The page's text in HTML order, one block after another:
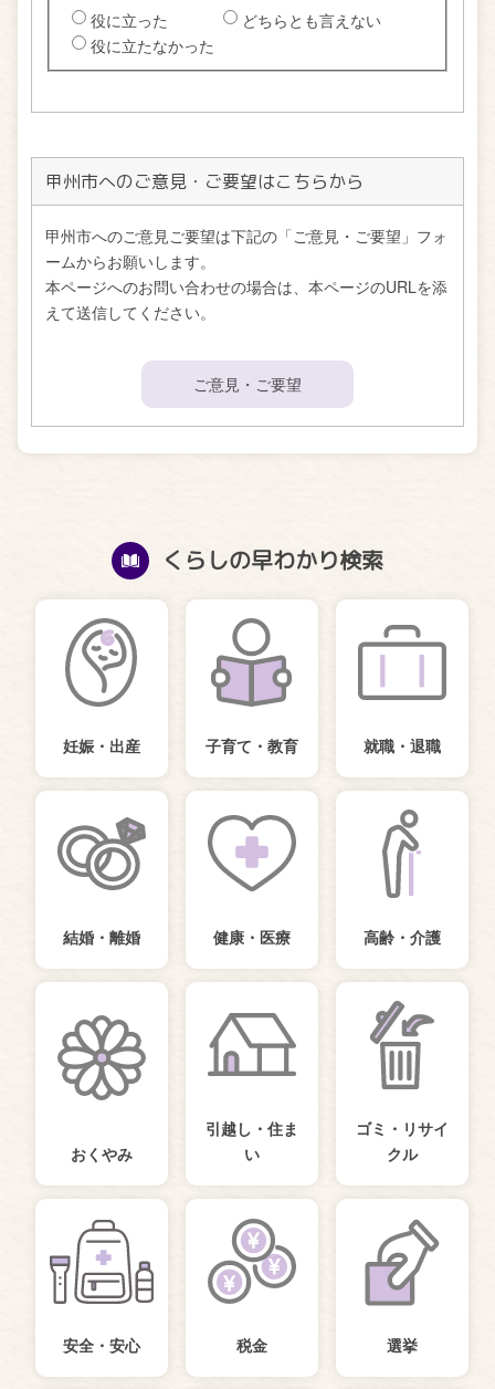
甲州市へのご意見・ご要望はこちらから
甲州市へのご意見ご要望は下記の「ご意見・ご要望」フォ
ームからお願いします。
本ページへのお問い合わせの場合は、本ページのURLを添
えて送信してください。
ご意見・ご要望
くらしの早わかり検索
妊娠・出産 子育て・教育 就職・退職
結婚・離婚 健康・医療 高齢・介護
おくやみ
引越し・住ま
い
ゴミ・リサイ
クル
安全・安心 税金 選挙